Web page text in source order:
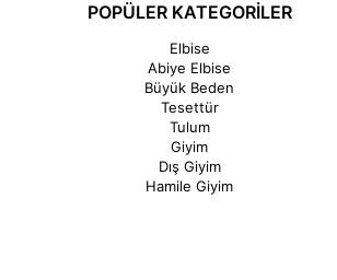
POPÜLER KATEGORİLER
Elbise
Abiye Elbise
Büyük Beden
Tesettür
Tulum
Giyim
Dış Giyim
Hamile Giyim